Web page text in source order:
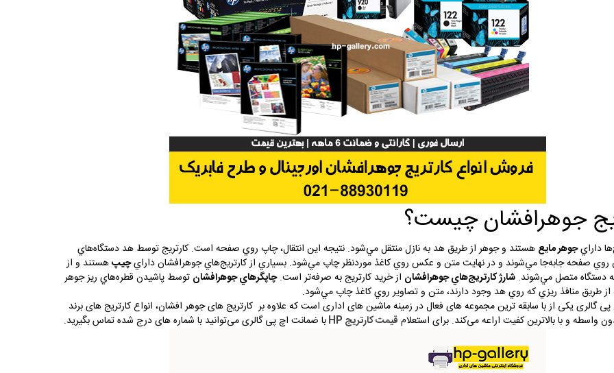
جوهرافشان چيست؟
دارايجوهر مايع هستند و جوهر از طريق هد به نازل منتقل مي‌شود. نتيجه اين انتقال، چاپ روي صفحه است. كارتريج توسط هد دستگاه‌هاي
روي صفحه جابه‌جا مي‌شوند و در نهايت متن و عكس روي كاغذ موردنظر چاپ مي‌شود. بسياري از كارتريج‌هاي جوهرافشان دارايچيپهستند و از
دستگاه متصل مي‌شوند. شارژ كارتريج‌هاي جوهرافشان از خريد كارتريج به صرفه‌تر است.چاپگرهاي جوهرافشان توسط پاشيدن قطره‌هاي ريز جوهر
طريق منافذ ريزي كه روي هد وجود دارند، متن و تصاوير روي كاغذ چاپ مي‌شود.
گالری یکی از با سابقه ترین مجموعه های فعال در زمینه ماشین های اداری است که علاوه بر کارتریج های جوهر افشان، انواع کارتریج های برند
واسطه و با بالاترین کفیت اراعه می‌کند. برای استعلام قیمت کارتریج HP با ضمانت اچ پی گالری می‌توانید با شماره های درج شده تماس بگیرید.